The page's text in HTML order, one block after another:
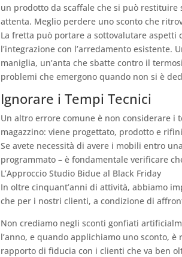
un prodotto da scaffale che si può
attenta. Meglio perdere uno sconto che
La fretta può portare a sottovalutare
l’integrazione con l’arredamento esistente.
maniglia, un’anta che sbatte contro il
problemi che emergono quando non si è
Ignorare i Tempi Tecnici
Un altro errore comune è non considerare
magazzino: viene progettato, prodotto e
Se avete necessità di avere i mobili entro
programmato – è fondamentale verificare
L’Approccio Studio Bidue al Black Friday
In oltre cinquant’anni di attività, abbiamo
che per i nostri clienti, a condizione di
Non crediamo negli sconti gonfiati
l’anno, e quando applichiamo uno sconto,
rapporto di fiducia con i clienti che va ben